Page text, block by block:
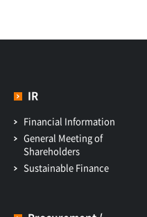
IR
Financial Information
General Meeting of
Shareholders
Sustainable Finance